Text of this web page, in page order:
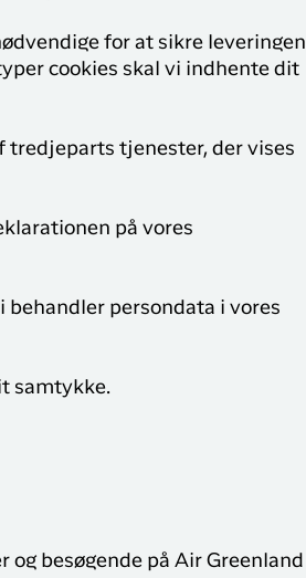
for at sikre leveringen
cookies skal vi indhente dit
tredjeparts tjenester, der vises
på vores
behandler persondata i vores
samtykke.
besøgende på Air Greenland